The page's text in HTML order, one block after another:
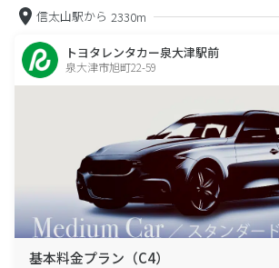
信太山駅から 2330m
トヨタレンタカー泉大津駅前
泉大津市旭町22-59
基本料金プラン（C4）